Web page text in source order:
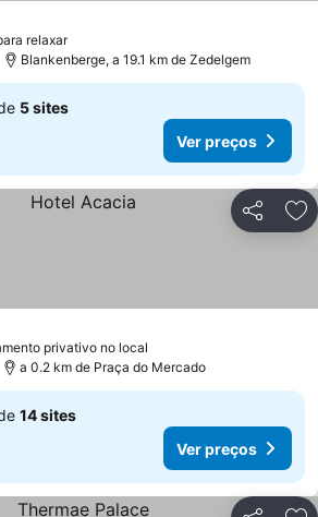
relaxar
Blankenberge, a 19.1 km de Zedelgem
5 sites
Ver preços
Partilhar
privativo no local
a 0.2 km de Praça do Mercado
14 sites
Ver preços